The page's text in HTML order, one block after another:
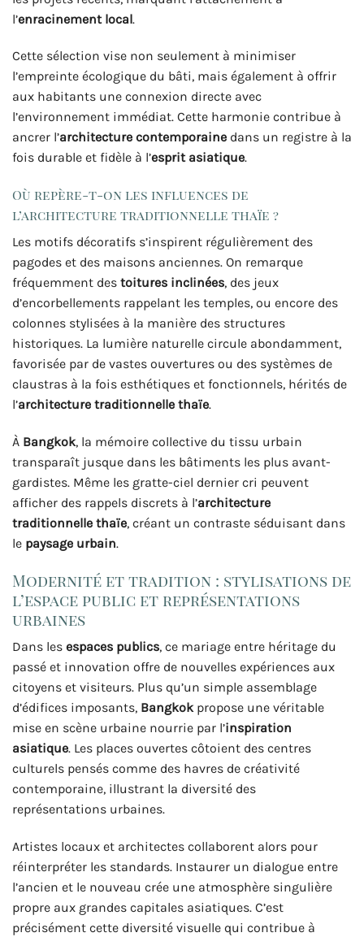
l’enracinement local.
Cette sélection vise non seulement à minimiser
l’empreinte écologique du bâti, mais également à offrir
aux habitants une connexion directe avec
l’environnement immédiat. Cette harmonie contribue à
ancrer l’architecture contemporaine dans un registre à la
fois durable et fidèle à l’esprit asiatique.
Où repère-t-on les influences de
l’architecture traditionnelle thaïe ?
Les motifs décoratifs s’inspirent régulièrement des
pagodes et des maisons anciennes. On remarque
fréquemment des toitures inclinées, des jeux
d’encorbellements rappelant les temples, ou encore des
colonnes stylisées à la manière des structures
historiques. La lumière naturelle circule abondamment,
favorisée par de vastes ouvertures ou des systèmes de
claustras à la fois esthétiques et fonctionnels, hérités de
l’architecture traditionnelle thaïe.
À Bangkok, la mémoire collective du tissu urbain
transparaît jusque dans les bâtiments les plus avant-
gardistes. Même les gratte-ciel dernier cri peuvent
afficher des rappels discrets à l’architecture
traditionnelle thaïe, créant un contraste séduisant dans
le paysage urbain.
Modernité et tradition : stylisations de
l’espace public et représentations
urbaines
Dans les espaces publics, ce mariage entre héritage du
passé et innovation offre de nouvelles expériences aux
citoyens et visiteurs. Plus qu’un simple assemblage
d’édifices imposants, Bangkokpropose une véritable
mise en scène urbaine nourrie par l’inspiration
asiatique. Les places ouvertes côtoient des centres
culturels pensés comme des havres de créativité
contemporaine, illustrant la diversité des
représentations urbaines.
Artistes locaux et architectes collaborent alors pour
réinterpréter les standards. Instaurer un dialogue entre
l’ancien et le nouveau crée une atmosphère singulière
propre aux grandes capitales asiatiques. C’est
précisément cette diversité visuelle qui contribue à